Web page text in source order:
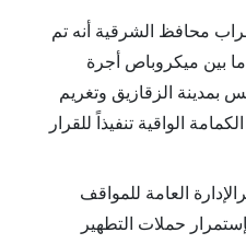
أعلن الأستاذ الدكتور ممدوح غراب محافظ الشرقية أنه تم
اليوم ضبط 39 سيارة مخالفة ما بين ميكروباص أجرة
ورحلات وتاكسي عداد وسرفيس بمدينة الزقازيق وتغريم
أكد محافظ الشرقية علي مديرالإدارة العامة للمواقف